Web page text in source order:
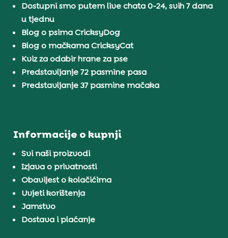
Dostupni smo putem live chata 0-24, svih 7 dana
u tjednu
Blog o psima CricksyDog
Blog o mačkama CricksyCat
Kviz za odabir hrane za pse
Predstavljanje 72 pasmine pasa
Predstavljanje 37 pasmine mačaka
Informacije o kupnji
Svi naši proizvodi
Izjava o privatnosti
Obavijest o kolačićima
Uvjeti korištenja
Jamstvo
Dostava i plaćanje